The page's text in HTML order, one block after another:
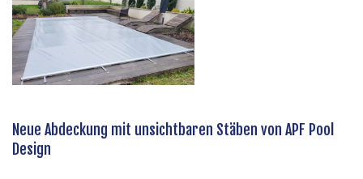
Neue Abdeckung mit unsichtbaren Stäben von APF Pool
Design